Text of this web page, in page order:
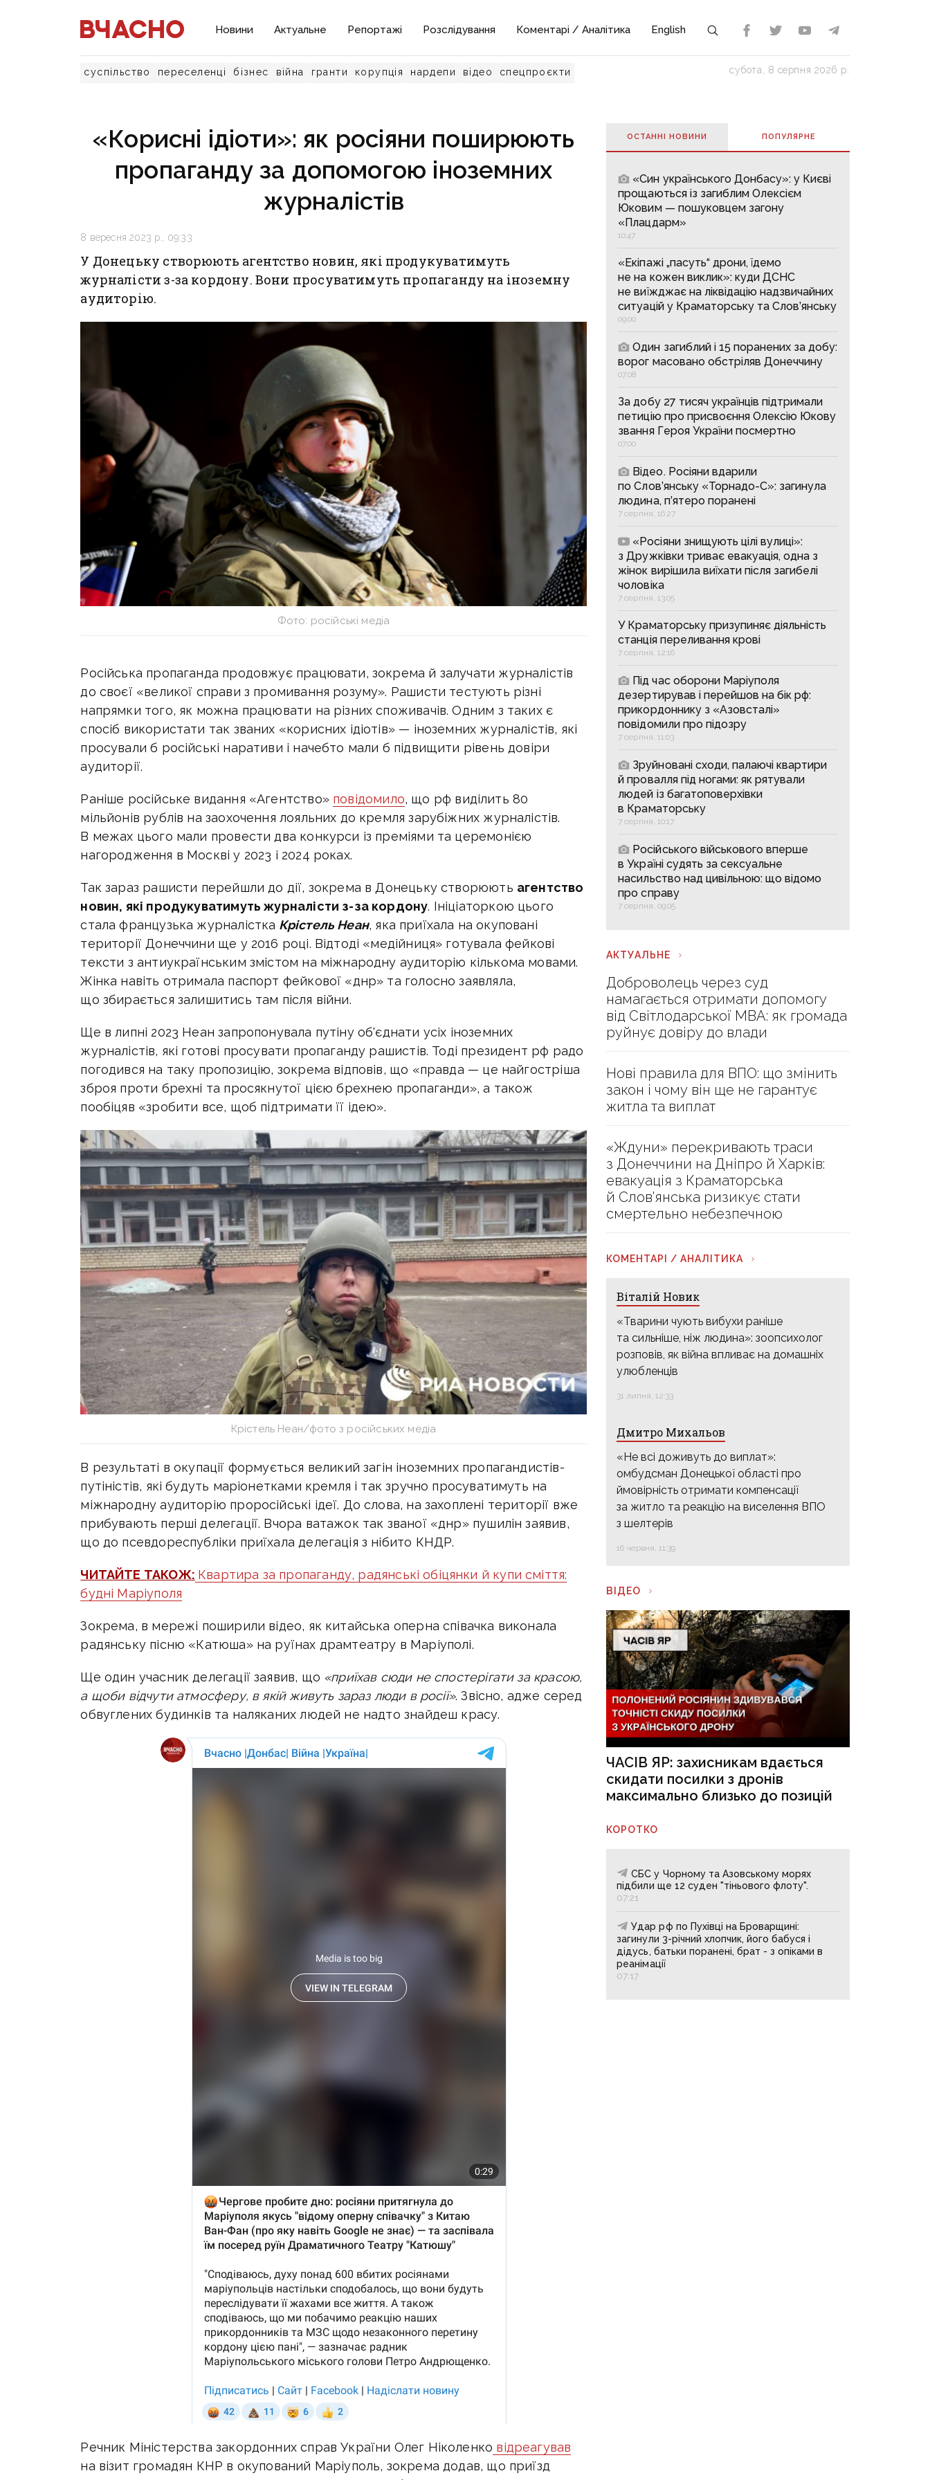
Новини Актуальне Репортажі Розслідування Коментарі / Аналітика English
суспільство переселенці бізнес війна гранти корупція нардепи відео спецпроєкти субота, 8 серпня 2026 р.
«Корисні ідіоти»: як росіяни поширюють
пропаганду за допомогою іноземних
журналістів
8 вересня 2023 р., 09:33
У Донецьку створюють агентство новин, які продукуватимуть
журналісти з-за кордону. Вони просуватимуть пропаганду на іноземну
аудиторію.
Фото: російські медіа
Російська пропаганда продовжує працювати, зокрема й залучати журналістів
до своєї «великої справи з промивання розуму». Рашисти тестують різні
напрямки того, як можна працювати на різних споживачів. Одним з таких є
спосіб використати так званих «корисних ідіотів» — іноземних журналістів, які
просували б російські наративи і начебто мали б підвищити рівень довіри
аудиторії.
Раніше російське видання «Агентство» повідомило, що рф виділить 80
мільйонів рублів на заохочення лояльних до кремля зарубіжних журналістів.
В межах цього мали провести два конкурси із преміями та церемонією
нагородження в Москві у 2023 і 2024 роках.
Так зараз рашисти перейшли до дії, зокрема в Донецьку створюють агентство
новин, які продукуватимуть журналісти з-за кордону. Ініціаторкою цього
стала французька журналістка Крістель Неан, яка приїхала на окуповані
території Донеччини ще у 2016 році. Відтоді «медійниця» готувала фейкові
тексти з антиукраїнським змістом на міжнародну аудиторію кількома мовами.
Жінка навіть отримала паспорт фейкової «днр» та голосно заявляла,
що збирається залишитись там після війни.
Ще в липні 2023 Неан запропонувала путіну об'єднати усіх іноземних
журналістів, які готові просувати пропаганду рашистів. Тоді президент рф радо
погодився на таку пропозицію, зокрема відповів, що «правда — це найгостріша
зброя проти брехні та просякнутої цією брехнею пропаганди», а також
пообіцяв «зробити все, щоб підтримати її ідею».
Крістель Неан/фото з російських медіа
В результаті в окупації формується великий загін іноземних пропагандистів-
путіністів, які будуть маріонетками кремля і так зручно просуватимуть на
міжнародну аудиторію проросійські ідеї. До слова, на захоплені території вже
прибувають перші делегації. Вчора ватажок так званої «днр» пушилін заявив,
що до псевдореспубліки приїхала делегація з нібито КНДР.
ЧИТАЙТЕ ТАКОЖ: Квартира за пропаганду, радянські обіцянки й купи сміття:
будні Маріуполя
Зокрема, в мережі поширили відео, як китайська оперна співачка виконала
радянську пісню «Катюша» на руїнах драмтеатру в Маріуполі.
Ще один учасник делегації заявив, що «приїхав сюди не спостерігати за красою,
а щоби відчути атмосферу, в якій живуть зараз люди в росії». Звісно, адже серед
обвуглених будинків та наляканих людей не надто знайдеш красу.
Речник Міністерства закордонних справ України Олег Ніколенко відреагував
на візит громадян КНР в окупований Маріуполь, зокрема додав, що приїзд
ОСТАННІ НОВИНИ ПОПУЛЯРНE
«Син українського Донбасу»: у Києві
прощаються із загиблим Олексієм
Юковим — пошуковцем загону
«Плацдарм»
10:47
«Екіпажі „пасуть“ дрони, їдемо
не на кожен виклик»: куди ДСНС
не виїжджає на ліквідацію надзвичайних
ситуацій у Краматорську та Слов’янську
09:00
Один загиблий і 15 поранених за добу:
ворог масовано обстріляв Донеччину
07:08
За добу 27 тисяч українців підтримали
петицію про присвоєння Олексію Юкову
звання Героя України посмертно
07:00
Відео. Росіяни вдарили
по Слов’янську «Торнадо-С»: загинула
людина, п’ятеро поранені
7 серпня, 16:27
«Росіяни знищують цілі вулиці»:
з Дружківки триває евакуація, одна з
жінок вирішила виїхати після загибелі
чоловіка
7 серпня, 13:05
У Краматорську призупиняє діяльність
станція переливання крові
7 серпня, 12:16
Під час оборони Маріуполя
дезертирував і перейшов на бік рф:
прикордоннику з «Азовсталі»
повідомили про підозру
7 серпня, 11:03
Зруйновані сходи, палаючі квартири
й провалля під ногами: як рятували
людей із багатоповерхівки
в Краматорську
7 серпня, 10:17
Російського військового вперше
в Україні судять за сексуальне
насильство над цивільною: що відомо
про справу
7 серпня, 09:05
АКТУАЛЬНЕ
Доброволець через суд
намагається отримати допомогу
від Світлодарської МВА: як громада
руйнує довіру до влади
Нові правила для ВПО: що змінить
закон і чому він ще не гарантує
житла та виплат
«Ждуни» перекривають траси
з Донеччини на Дніпро й Харків:
евакуація з Краматорська
й Слов’янська ризикує стати
смертельно небезпечною
КОМЕНТАРІ / АНАЛІТИКА
Віталій Новик
«Тварини чують вибухи раніше
та сильніше, ніж людина»: зоопсихолог
розповів, як війна впливає на домашніх
улюбленців
31 липня, 12:33
Дмитро Михальов
«Не всі доживуть до виплат»:
омбудсман Донецької області про
ймовірність отримати компенсації
за житло та реакцію на виселення ВПО
з шелтерів
16 червня, 11:39
ВІДЕО
ЧАСІВ ЯР: захисникам вдається
скидати посилки з дронів
максимально близько до позицій
КОРОТКО
СБС у Чорному та Азовському морях
підбили ще 12 суден "тіньового флоту".
07:21
Удар рф по Пухівці на Броварщині:
загинули 3-річний хлопчик, його бабуся і
дідусь, батьки поранені, брат - з опіками в
реанімації
07:17